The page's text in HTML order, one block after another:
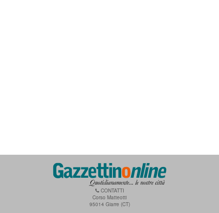
CONTATTI
Corso Matteotti
95014 Giarre (CT)